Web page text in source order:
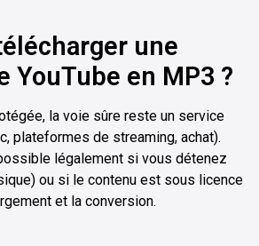
une
YouTube en MP3 ?
la voie sûre reste un service
plateformes de streaming, achat).
légalement si vous détenez
ou si le contenu est sous licence
et la conversion.